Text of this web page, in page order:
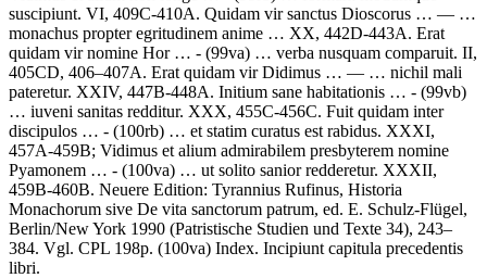
suscipiunt. VI, 409C-410A. Quidam vir sanctus Dioscorus … — …
monachus propter egritudinem anime … XX, 442D-443A. Erat
quidam vir nomine Hor … - (99va) … verba nusquam comparuit. II,
405CD, 406–407A. Erat quidam vir Didimus … — … nichil mali
pateretur. XXIV, 447B-448A. Initium sane habitationis … - (99vb)
… iuveni sanitas redditur. XXX, 455C-456C. Fuit quidam inter
discipulos … - (100rb) … et statim curatus est rabidus. XXXI,
457A-459B; Vidimus et alium admirabilem presbyterem nomine
Pyamonem … - (100va) … ut solito sanior redderetur. XXXII,
459B-460B. Neuere Edition: Tyrannius Rufinus, Historia
Monachorum sive De vita sanctorum patrum, ed. E. Schulz-Flügel,
Berlin/New York 1990 (Patristische Studien und Texte 34), 243–
384. Vgl. CPL 198p. (100va) Index. Incipiunt capitula precedentis
libri.